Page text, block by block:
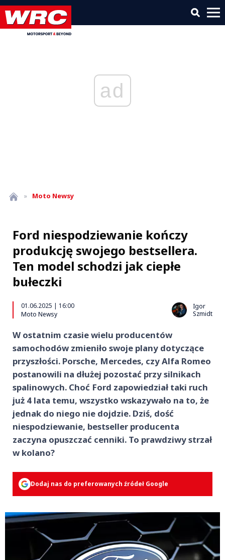
ad
» Moto Newsy
Ford niespodziewanie kończy
produkcję swojego bestsellera.
Ten model schodzi jak ciepłe
bułeczki
01.06.2025 | 16:00
Moto Newsy
Igor
Szmidt
W ostatnim czasie wielu producentów
samochodów zmieniło swoje plany dotyczące
przyszłości. Porsche, Mercedes, czy Alfa Romeo
postanowili na dłużej pozostać przy silnikach
spalinowych. Choć Ford zapowiedział taki ruch
już 4 lata temu, wszystko wskazywało na to, że
jednak do niego nie dojdzie. Dziś, dość
niespodziewanie, bestseller producenta
zaczyna opuszczać cenniki. To prawdziwy strzał
w kolano?
Dodaj nas do preferowanych źródeł Google